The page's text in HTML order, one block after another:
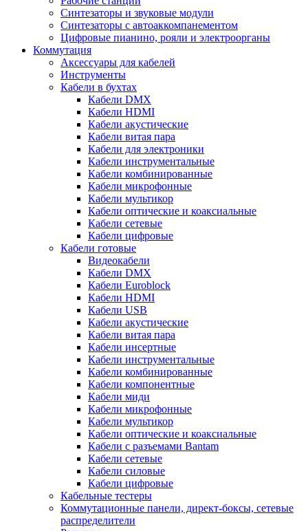
Синтезаторы и звуковые модули
Синтезаторы с автоаккомпанементом
Цифровые пианино, рояли и электроорганы
Коммутация
Аксессуары для кабелей
Инструменты
Кабели в бухтах
Кабели DMX
Кабели HDMI
Кабели акустические
Кабели витая пара
Кабели для электроники
Кабели инструментальные
Кабели комбинированные
Кабели микрофонные
Кабели мультикор
Кабели оптические и коаксиальные
Кабели сетевые
Кабели цифровые
Кабели готовые
Видеокабели
Кабели DMX
Кабели Euroblock
Кабели HDMI
Кабели USB
Кабели акустические
Кабели витая пара
Кабели инсертные
Кабели инструментальные
Кабели комбинированные
Кабели компонентные
Кабели миди
Кабели микрофонные
Кабели мультикор
Кабели оптические и коаксиальные
Кабели с разъемами Bantam
Кабели сетевые
Кабели силовые
Кабели цифровые
Кабельные тестеры
Коммутационные панели, директ-боксы, сетевые
распределители